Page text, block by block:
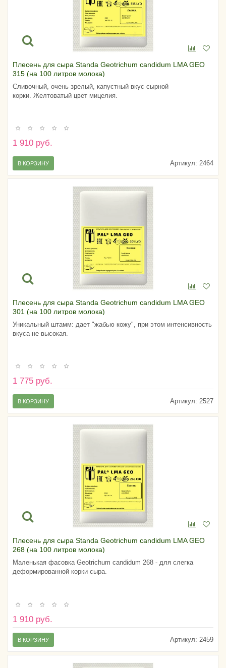
Плесень для сыра Standa Geotrichum candidum LMA GEO
315 (на 100 литров молока)
Сливочный, очень зрелый, капустный вкус сырной
корки. Желтоватый цвет мицелия.
1 910 руб.
Артикул: 2464
В КОРЗИНУ
Плесень для сыра Standa Geotrichum candidum LMA GEO
301 (на 100 литров молока)
Уникальный штамм: дает "жабью кожу", при этом интенсивность
вкуса не высокая.
1 775 руб.
Артикул: 2527
В КОРЗИНУ
Плесень для сыра Standa Geotrichum candidum LMA GEO
268 (на 100 литров молока)
Маленькая фасовка Geotrichum candidum 268 - для слегка
деформированной корки сыра.
1 910 руб.
Артикул: 2459
В КОРЗИНУ